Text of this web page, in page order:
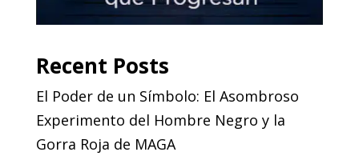
Recent Posts
El Poder de un Símbolo: El Asombroso
Experimento del Hombre Negro y la
Gorra Roja de MAGA